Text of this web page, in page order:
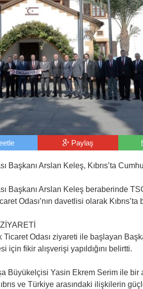
Paylaş
Başkanı Arslan Keleş, Kıbrıs’ta
Başkanı Arslan Keleş beraberinde
Odası’nın davetlisi olarak Kıbrıs’ta
Ticaret Odası ziyareti ile başlayan
fikir alışverişi yapıldığını belirtti.
Büyükelçisi Yasin Ekrem Serim ile bir
ve Türkiye arasındaki ilişkilerin
Mesajı BOZHANE LİMANI GÜN